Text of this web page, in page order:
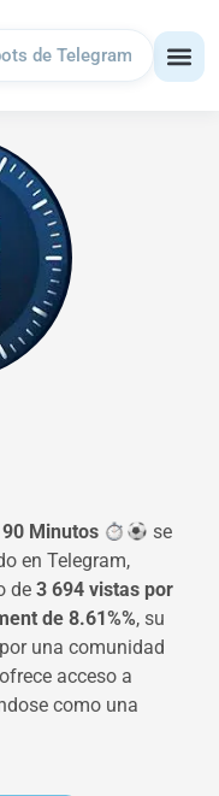
90 Minutos
se
en Telegram,
de 3 694 vistas por
de 8.61%%, su
una comunidad
acceso a
como una